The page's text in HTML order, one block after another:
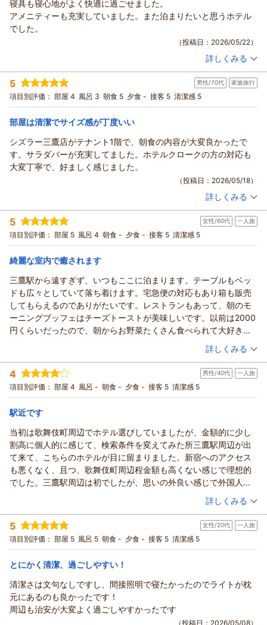
野をお選びいただいたにもかかわらず、客室清掃の不備によ
り、大変不快な思いをさせてしまいましたことを心よりお詫び
申し上げます。
バス・トイレの床に髪の毛が残っていたとのこと、基本の清
掃・確認が全くできておらず、お客様のご期待を大きく裏切る
結果となりましたこと、深く反省しております。
「二度と宿泊しない」とのお言葉を重く受け止め、今一度、清
掃スタッフおよびフロントスタッフ全員でこの事実を共有し、
客室チェック体制の強化と再発防止に努めてまいります。
また、ご質問いただきましたフロントへのご連絡についてでご
すがその場でフロントまでご連絡いただけますと幸いでござい
ます。すぐに別のお部屋をご提案させていただくか、スタッフ
が早急に再清掃に伺うなどの対応をさせていただきます。
お客様の大切なお時間を台無しにしてしまいましたこと、重ね
勝手なお願いではございますが、もしまた挽回の機会をいただ
けますならば、次回は万全の状態でお客様をお迎えし、心地よ
いひとときを提供できるよう、スタッフ一人ひとりが誠心誠
意、日々の業務に励んでまいります。
貴重なお時間を割いてご投稿いただきありがとうございます。
（返信日：2026/05/26）
寝具も寝心地がよく快適に過ごせました。
アメニティーも充実していました。また泊まりたいと思うホテル
でした。
（投稿日：2026/05/22）
投稿者： とーまママさん(女性/40代)
宿泊プラン： 【素泊り】宿泊以外は不要・シンプルステイプラン
シングル
食事なし
宿泊価格帯： 22,001～23,000円(大人一人あたり/税込)
この度はリッチモンドホテル東京武蔵野にご宿泊いただきまし
て誠にありがとうございます。
お部屋の清潔さや寝具にご満足頂くことが出来、快適にお過ご
いとのお言葉はスタッフ一同にとって何よりの励みとなりま
す。
今後もお客様により良いサービスをご提供できるよう、一層の
努力を重ねて参ります。
この度はお忙しい中ご投稿頂きまして誠にありがとうございま
す。
支配人 小西 フロント 杉澤
（返信日：2026/05/23）
詳しくみる
5 男性/70代 家族旅行
項目別評価： 部屋 4 風呂 3 朝食 5 夕食 - 接客 5 清潔感 5
部屋は清潔でサイズ感が丁度いい
シズラー三鷹店がテナント1階で、朝食の内容が大変良かったで
す。サラダバーが充実してました。ホテルクロークの方の対応も
大変丁寧で、好ましく感じました。
（投稿日：2026/05/18）
投稿者： ぽちさん(男性/70代)
宿泊プラン： 【◆朝食付◆】新鮮野菜でヘルシービュッフェスタイル！
ダブル 朝のみ
宿泊価格帯： 11,001～12,000円(大人一人あたり/税込)
この度はリッチモンドホテル東京武蔵野にご宿泊頂きまして誠
にありがとうございます。
ホテルスタッフの接客にお褒めのお言葉を頂くことが出来、大
変嬉しく思っております。
また当ホテルの朝食会場であるシズラーをご利用いただきご満
足いただけたようでございまして、何よりでございます。シズ
ラーのご朝食は多くのお客様よりお褒めのお言葉を頂いてお
り、ご好評をいただいております。是非またご宿泊の際にはご
利用いただければと存じます。
今後もお客様が快適に安心してご宿泊できるホテルであるよ
う、スタッフ一同今以上に努力を重ねてまいります。
支配人 小西 フロント 杉澤
（返信日：2026/05/19）
詳しくみる
5 女性/60代 一人旅
項目別評価： 部屋 5 風呂 4 朝食 - 夕食 - 接客 5 清潔感 5
綺麗な室内で癒されます
三鷹駅から遠すぎず、いつもここに泊まります。テーブルもベッ
ドも広々としていて落ち着けます。宅急便の対応もあり箱も販売
してもらえるのでありがたいです。レストランもあって、朝のモ
ーニングブッフェはチーズトーストが美味しいです。以前は2000
円くらいだったので、朝からお野菜たくさん食べられて大好きで
したが、3000円くらいに値上がりしたので、しかたないと思いな
がら、利用するか迷うところです。大好きなホテルです。
（投稿日：2026/05/15）
宿泊時期： 2026年04月宿泊 (一人旅)
投稿者： にこちゃんさん
宿泊プラン： 【じゃらんスペシャルウィーク】【早割14/素泊り】14日前ま
での早期割引予約でお得！
シングル 食事なし
宿泊価格帯：
リッチモンドホテル東京武蔵野からの返信
いつもリッチモンドホテル東京武蔵野にご宿泊いただきまして
誠にありがとうございます。
大好きなホテルとのお言葉を頂くことができ、大変嬉しく思っ
ております。
またレストランシズラーのご朝食につきましてもご満足いただ
けたようで何よりでございます。ご朝食料金につきましては、
昨今の状況により改定を行っておりますが、価格以上にご満足
いただける内容をご提供できるよう、今後もサービス向上に努
めてまいります。
これからも快適にお過ごしいただけるホテルを目指し、スタッ
この度はお忙しいなかご投稿いただきまして誠にありがとうご
ざいます。
支配人 小西 フロント 杉澤
詳しくみる
4 男性/40代 一人旅
項目別評価： 部屋 4 風呂 - 朝食 - 夕食 - 接客 5 清潔感 5
駅近です
当初は歌舞伎町周辺でホテル選びしていましたが、金額的に少し
割高に個人的に感じて、検索条件を変えてみた所三鷹駅周辺が出
て来て、こちらのホテルが目に留まりました。新宿へのアクセス
も悪くなく、且つ、歌舞伎町周辺程金額も高くない感じで理想的
でした。三鷹駅周辺は初でしたが、思いの外良い感じで外国人観
光客も全くと言っていい程見なくて、めっちゃ静かな印象でし
（投稿日：2026/05/11）
宿泊時期： 2026年05月宿泊 (一人旅)
投稿者： えるちやんさん
宿泊プラン： 【じゃらんのお得な10日間】【早割３０/素泊まり】30日前ま
での早期割引予約でお得！
シングル 食事なし
宿泊価格帯： 10,001～11,000円(大人一人あたり/税込)
リッチモンドホテル東京武蔵野からの返信
この度は、当ホテルをお目に留めていただき、誠にありがとう
ございます。
詳しくみる
5 女性/20代 一人旅
項目別評価： 部屋 5 風呂 5 朝食 - 夕食 - 接客 5 清潔感 5
とにかく清潔、過ごしやすい！
清潔さは文句なしですし、間接照明で寝たかったのでライトが枕
元にあるのも良かったです！
周辺も治安が大変よく過ごしやすかったです
（投稿日：2026/05/08）